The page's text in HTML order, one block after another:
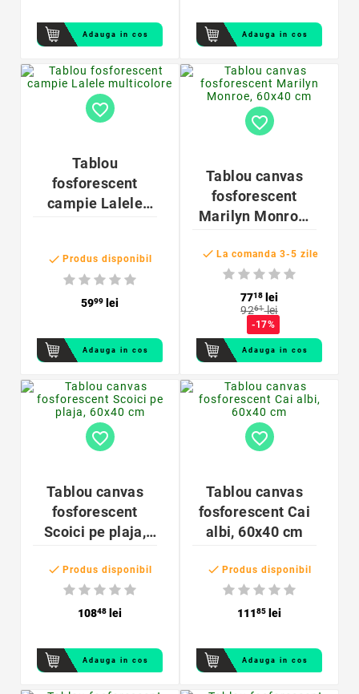
Adauga in cos Adauga in cos
favorite_border
Tablou
fosforescent
campie Lalele
 Produs disponibil
5999 lei
Adauga in cos
favorite_border
Tablou canvas
fosforescent
Marilyn Monroe,
 La comanda 3-5 zile
7718
lei
9261lei
-17%
Adauga in cos
favorite_border
Tablou canvas
fosforescent
Scoici pe plaja,
 Produs disponibil
10848 lei
Adauga in cos
favorite_border
Tablou canvas
fosforescent Cai
albi, 60x40 cm
 Produs disponibil
11185 lei
Adauga in cos